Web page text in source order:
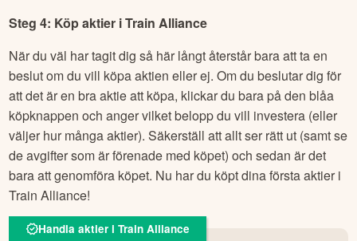
Steg 4: Köp aktier iTrain Alliance
När du väl har tagit dig så här långt återstår bara att ta en
beslut om du vill köpa aktien eller ej. Om du beslutar dig för
att det är en bra aktie att köpa, klickar du bara på den blåa
köpknappen och anger vilket belopp du vill investera (eller
väljer hur många aktier). Säkerställ att allt ser rätt ut (samt se
de avgifter som är förenade med köpet) och sedan är det
bara att genomföra köpet. Nu har du köpt dina första aktier i
Train Alliance!
Handla aktier i Train Alliance